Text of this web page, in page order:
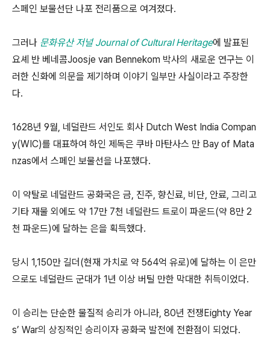
스페인 보물선단 나포 전리품으로 여겨졌다.
그러나 문화유산 저널 Journal of Cultural Heritage에 발표된
요셰 반 베네콤Joosje van Bennekom 박사의 새로운 연구는 이
러한 신화에 의문을 제기하며 이야기 일부만 사실이라고 주장한
다.
1628년 9월, 네덜란드 서인도 회사 Dutch West India Compan
y(WIC)를 대표하여 하인 제독은 쿠바 마탄사스 만 Bay of Mata
nzas에서 스페인 보물선을 나포했다.
이 약탈로 네덜란드 공화국은 금, 진주, 향신료, 비단, 안료, 그리고
기타 재물 외에도 약 17만 7천 네덜란드 트로이 파운드(약 8만 2
천 파운드)에 달하는 은을 획득했다.
당시 1,150만 길더(현재 가치로 약 564억 유로)에 달하는 이 은만
으로도 네덜란드 군대가 1년 이상 버틸 만한 막대한 취득이었다.
이 승리는 단순한 물질적 승리가 아니라, 80년 전쟁Eighty Year
s’ War의 상징적인 승리이자 공화국 발전에 전환점이 되었다.